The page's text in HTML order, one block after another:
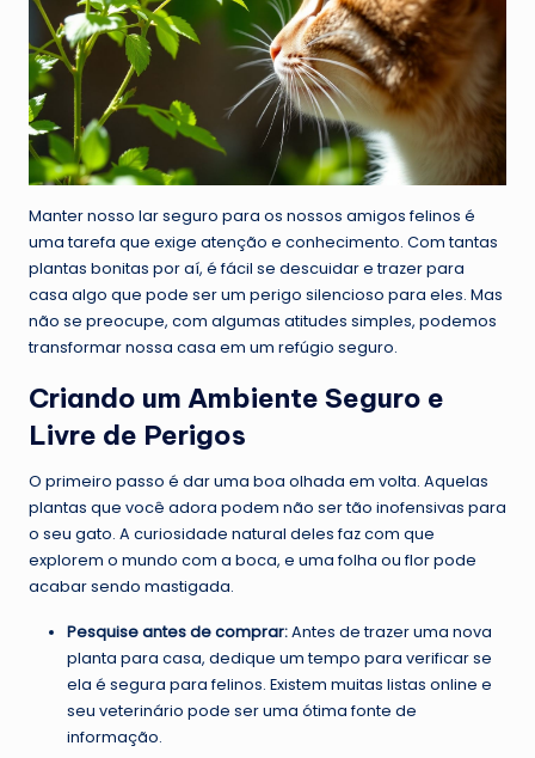
Manter nosso lar seguro para os nossos amigos felinos é
uma tarefa que exige atenção e conhecimento. Com tantas
plantas bonitas por aí, é fácil se descuidar e trazer para
casa algo que pode ser um perigo silencioso para eles. Mas
não se preocupe, com algumas atitudes simples, podemos
transformar nossa casa em um refúgio seguro.
Criando um Ambiente Seguro e
Livre de Perigos
O primeiro passo é dar uma boa olhada em volta. Aquelas
plantas que você adora podem não ser tão inofensivas para
o seu gato. A curiosidade natural deles faz com que
explorem o mundo com a boca, e uma folha ou flor pode
acabar sendo mastigada.
Pesquise antes de comprar:Antes de trazer uma nova
planta para casa, dedique um tempo para verificar se
ela é segura para felinos. Existem muitas listas online e
seu veterinário pode ser uma ótima fonte de
informação.